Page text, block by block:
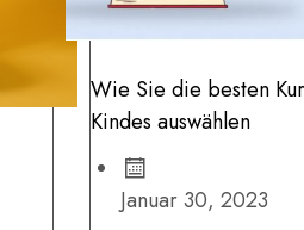
Wie Sie die besten
Kindes auswählen
Januar 30, 2023